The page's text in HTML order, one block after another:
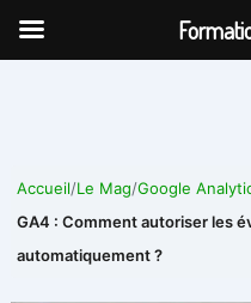
Aller
Accueil/Le Mag/Google
GA4 : Comment autoriser les
automatiquement ?